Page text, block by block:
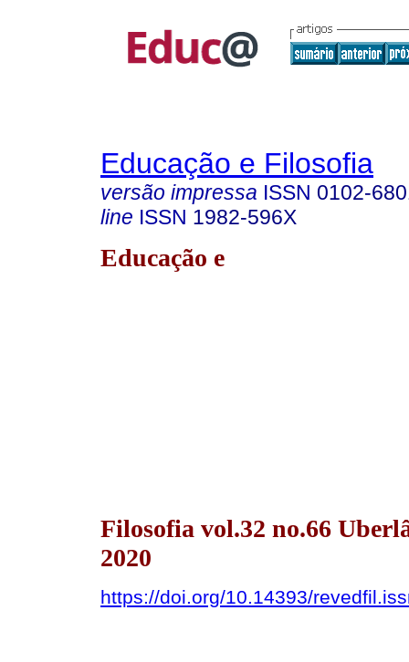
Educação e Filosofia
versão impressa ISSN 0102-
line ISSN 1982-596X
Educação e
Filosofia vol.32 no.66
2020
https://doi.org/10.14393/